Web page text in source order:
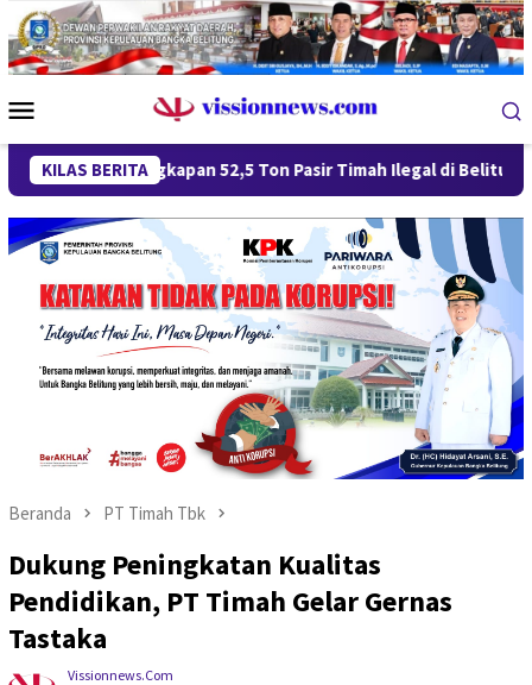
Loncat
ke
konten
Mobile
KILAS BERITA
52,5 Ton Pasir Timah Ilegal di Belitung Berlanjut,
Beranda PT Timah Tbk
Dukung Peningkatan Kualitas
Pendidikan, PT Timah Gelar Gernas
Tastaka
Vissionnews.com